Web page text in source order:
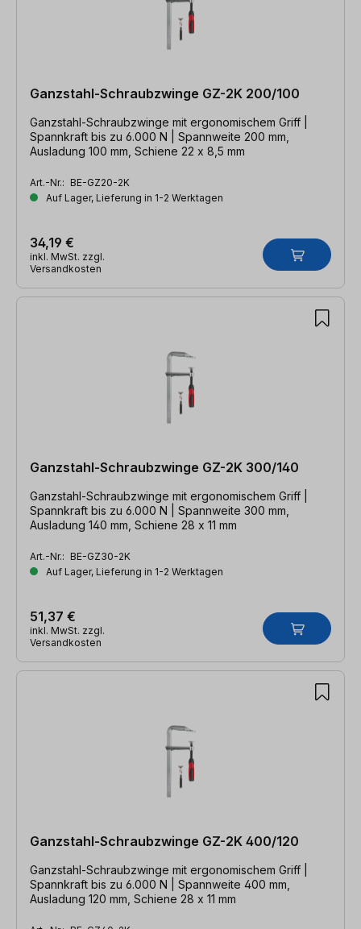
Ganzstahl-Schraubzwinge GZ-2K 200/100
Ganzstahl-Schraubzwinge mit ergonomischem Griff |
Spannkraft bis zu 6.000 N | Spannweite 200 mm,
Ausladung 100 mm, Schiene 22 x 8,5 mm
Art.-Nr.: BE-GZ20-2K
Auf Lager, Lieferung in 1-2 Werktagen
34,19 €
inkl. MwSt. zzgl.
Versandkosten
Ganzstahl-Schraubzwinge GZ-2K 300/140
Ganzstahl-Schraubzwinge mit ergonomischem Griff |
Spannkraft bis zu 6.000 N | Spannweite 300 mm,
Ausladung 140 mm, Schiene 28 x 11 mm
Art.-Nr.: BE-GZ30-2K
Auf Lager, Lieferung in 1-2 Werktagen
51,37 €
inkl. MwSt. zzgl.
Versandkosten
Ganzstahl-Schraubzwinge GZ-2K 400/120
Ganzstahl-Schraubzwinge mit ergonomischem Griff |
Spannkraft bis zu 6.000 N | Spannweite 400 mm,
Ausladung 120 mm, Schiene 28 x 11 mm